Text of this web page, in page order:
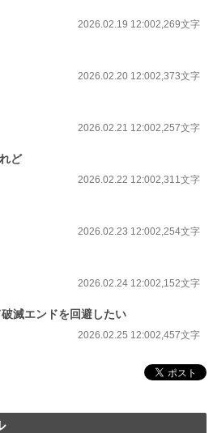
2026.02.19 12:002,269文字
2026.02.20 12:002,373文字
2026.02.21 12:002,257文字
ど
2026.02.22 12:002,311文字
2026.02.23 12:002,254文字
2026.02.24 12:002,152文字
滅エンドを回避したい
2026.02.25 12:002,457文字